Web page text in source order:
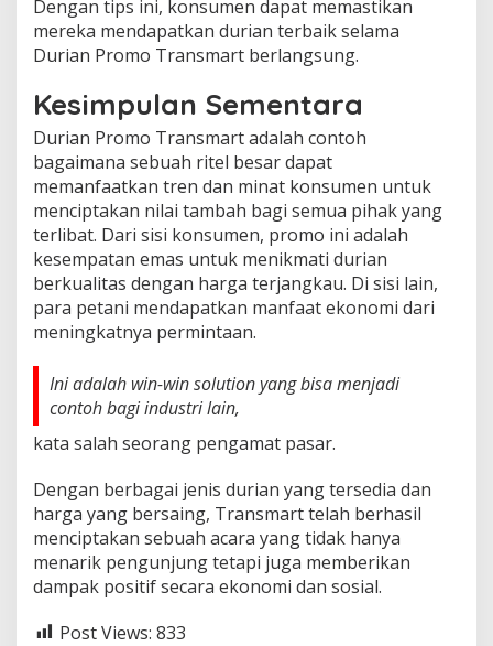
Dengan tips ini, konsumen dapat memastikan
mereka mendapatkan durian terbaik selama
Durian Promo Transmart berlangsung.
Kesimpulan Sementara
Durian Promo Transmart adalah contoh
bagaimana sebuah ritel besar dapat
memanfaatkan tren dan minat konsumen untuk
menciptakan nilai tambah bagi semua pihak yang
terlibat. Dari sisi konsumen, promo ini adalah
kesempatan emas untuk menikmati durian
berkualitas dengan harga terjangkau. Di sisi lain,
para petani mendapatkan manfaat ekonomi dari
meningkatnya permintaan.
Ini adalah win-win solution yang bisa menjadi
contoh bagi industri lain,
kata salah seorang pengamat pasar.
Dengan berbagai jenis durian yang tersedia dan
harga yang bersaing, Transmart telah berhasil
menciptakan sebuah acara yang tidak hanya
menarik pengunjung tetapi juga memberikan
dampak positif secara ekonomi dan sosial.
Post Views: 833